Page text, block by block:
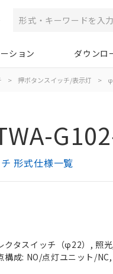
ション ダウンロ
> 押ボタンスイッチ/表示灯 >
形式仕様一覧
クタスイッチ（φ22）, 照
構成: NO/点灯ユニット/